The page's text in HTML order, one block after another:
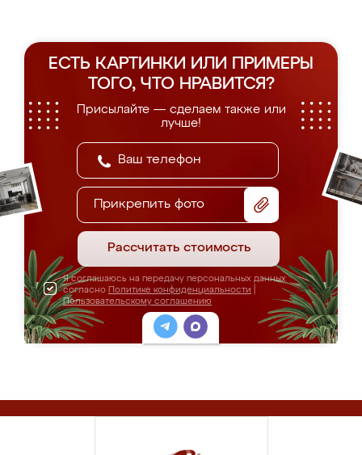
ЕСТЬ КАРТИНКИ ИЛИ ПРИМЕРЫ
ТОГО, ЧТО НРАВИТСЯ?
Присылайте — сделаем также или
лучше!
Прикрепить фото
Рассчитать стоимость
Я соглашаюсь на передачу персональных данных
согласно Политике конфиденциальности
Пользовательскому соглашению